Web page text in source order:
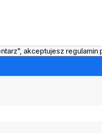
akceptujesz regulamin